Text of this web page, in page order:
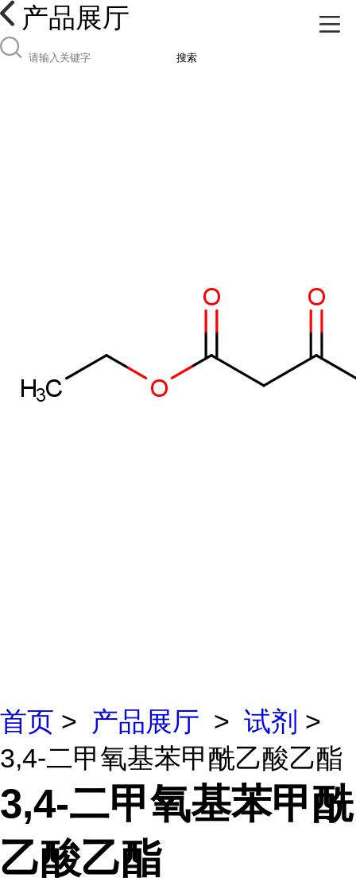
产品展厅
搜索
首页 > 产品展厅 > 试剂 >
3,4-二甲氧基苯甲酰乙酸乙酯
3,4-二甲氧基苯甲酰
乙酸乙酯